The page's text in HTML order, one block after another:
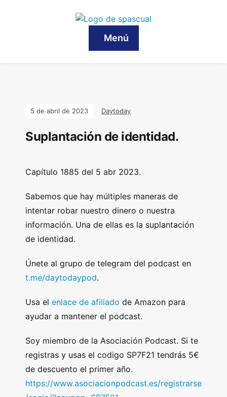
Menú
5 de abril de 2023 Daytoday
Suplantación de identidad.
Capítulo 1885 del 5 abr 2023.
Sabemos que hay múltiples maneras de
intentar robar nuestro dinero o nuestra
información. Una de ellas es la suplantación
de identidad.
Únete al grupo de telegram del podcast en
t.me/daytodaypod.
Usa el enlace de afiliado de Amazon para
ayudar a mantener el podcast.
Soy miembro de la Asociación Podcast. Si te
registras y usas el codigo SP7F21 tendrás 5€
de descuento el primer año.
https://www.asociacionpodcast.es/registrarse